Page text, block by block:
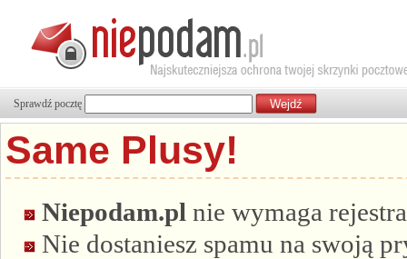
Sprawdź pocztę
Same Plusy!
Niepodam.pl nie wymaga
Nie dostaniesz spamu na swoją